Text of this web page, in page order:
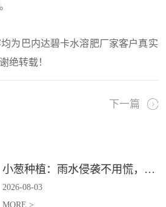
为巴内达碧卡水溶肥厂家客户真实
绝转载！
下一篇
小葱种植：雨水侵袭不用慌，四招稳住小葱产量
2026-08-03
MORE >